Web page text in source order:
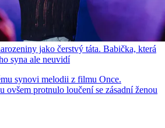
jako čerstvý táta. Babička, která
syna ale neuvidí
synovi melodii z filmu Once.
ovšem protnulo loučení se zásadní ženou